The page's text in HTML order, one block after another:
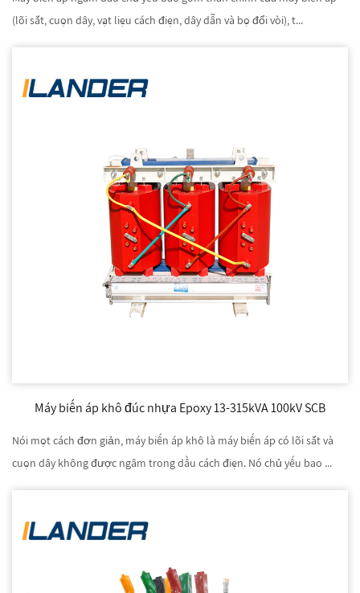
(lõi sắt, cuộn dây, vật liệu cách điện, dây dẫn và bộ đổi vòi), t...
Máy biến áp khô đúc nhựa Epoxy 13-315kVA 100kV SCB
Nói một cách đơn giản, máy biến áp khô là máy biến áp có lõi sắt và
cuộn dây không được ngâm trong dầu cách điện. Nó chủ yếu bao ...